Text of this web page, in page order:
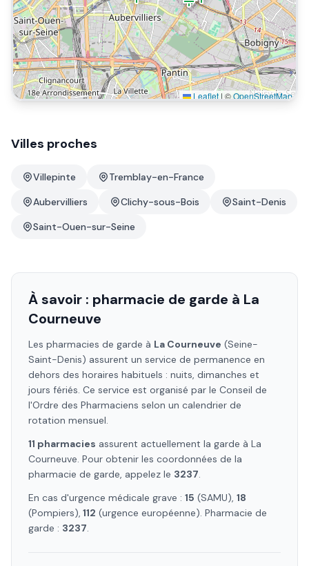
Leaflet | ©OpenStreetMap
Villes proches
Villepinte
Tremblay-en-France
Aubervilliers
Clichy-sous-Bois
Saint-Denis
Saint-Ouen-sur-Seine
À savoir : pharmacie de garde à La
Courneuve
Les pharmacies de garde à La Courneuve (Seine-
Saint-Denis) assurent un service de permanence en
dehors des horaires habituels : nuits, dimanches et
jours fériés. Ce service est organisé par le Conseil de
l'Ordre des Pharmaciens selon un calendrier de
rotation mensuel.
11 pharmacies assurent actuellement la garde à La
Courneuve. Pour obtenir les coordonnées de la
pharmacie de garde, appelez le 3237.
En cas d'urgence médicale grave : 15 (SAMU), 18
(Pompiers), 112 (urgence européenne). Pharmacie de
garde : 3237.